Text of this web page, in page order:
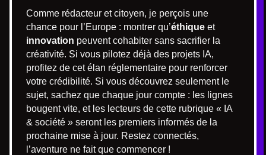
Comme rédacteur et citoyen, je perçois une
chance pour l’Europe : montrer qu’éthique et
innovation peuvent cohabiter sans sacrifier la
créativité. Si vous pilotez déjà des projets IA,
profitez de cet élan réglementaire pour renforcer
votre crédibilité. Si vous découvrez seulement le
sujet, sachez que chaque jour compte : les lignes
bougent vite, et les lecteurs de cette rubrique « IA
& société » seront les premiers informés de la
prochaine mise à jour. Restez connectés,
l’aventure ne fait que commencer !